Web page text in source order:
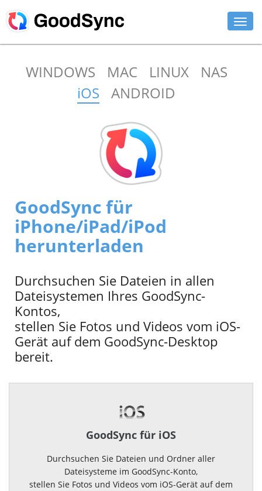
ANMELDEN
WINDOWS MAC LINUX
NAS
iOS
ANDROID
GoodSync für
iPhone/iPad/iPod
herunterladen
Durchsuchen Sie Dateien in allen
Dateisystemen Ihres GoodSync-
Kontos,
stellen Sie Fotos und Videos vom iOS-
Gerät auf dem GoodSync-Desktop
bereit.
GoodSync für iOS
Durchsuchen Sie Dateien und Ordner aller
Dateisysteme im GoodSync-Konto,
stellen Sie Fotos und Videos vom iOS-Gerät auf dem